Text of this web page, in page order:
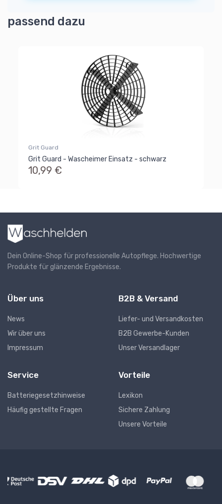
passend dazu
Grit Guard
Grit Guard - Wascheimer Einsatz - schwarz
10,99 €
Dein Online-Shop für professionelle Autopflege. Hochwertige
Produkte für glänzende Ergebnisse.
Über uns
News
Wir über uns
Impressum
B2B & Versand
Liefer- und Versandkosten
B2B Gewerbe-Kunden
Unser Versandlager
Service
Batteriegesetzhinweise
Häufig gestellte Fragen
Vorteile
Lexikon
Sichere Zahlung
Unsere Vorteile